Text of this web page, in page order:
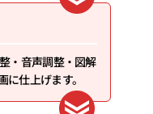
・音声調整・図解
仕上げます。